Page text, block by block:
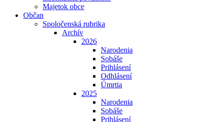
Majetok obce
Občan
Spoločenská rubrika
Archív
2026
Narodenia
Sobáše
Prihlásení
Odhlásení
Úmrtia
2025
Narodenia
Sobáše
Prihlásení